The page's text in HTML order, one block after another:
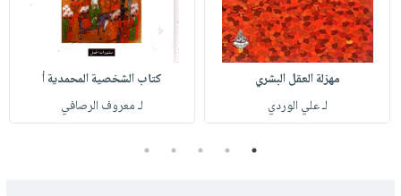
مهزلة العقل البشري
لـ علي الوردي
كتاب الشخصية المحمدية أ
لـ معروف الرصافي
1
2
3
4
5